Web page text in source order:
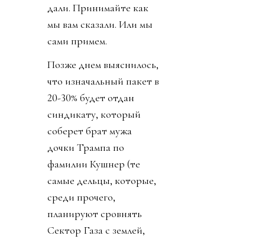
дали. Принимайте как
мы вам сказали. Или мы
сами примем.
Позже днем выяснилось,
что изначальный пакет в
20-30% будет отдан
синдикату, который
соберет брат мужа
дочки Трампа по
фамилии Кушнер (те
самые дельцы, которые,
среди прочего,
планируют сровнять
Сектор Газа с землей,